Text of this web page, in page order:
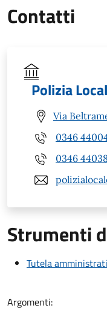
Contatti
Polizia
Via
0346
0346
Strumenti
Tutela
Argomenti: